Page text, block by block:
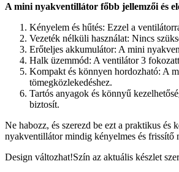
A mini nyakventillátor főbb jellemzői és
Kényelem és hűtés: Ezzel a
Vezeték nélküli használat: Nincs
Erőteljes akkumulátor: A mini
Halk üzemmód: A ventilátor 3
Kompakt és könnyen hordozható: A
tömegközlekedéshez.
Tartós anyagok és könnyű
biztosít.
Ne habozz, és szerezd be ezt a praktikus
nyakventillátor mindig kényelmes és frissítő
Design változhat!Szín az aktuális készlet